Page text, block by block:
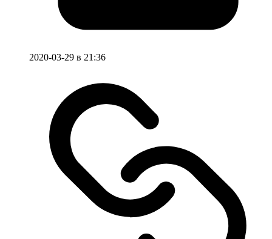
2020-03-29 в 21:36